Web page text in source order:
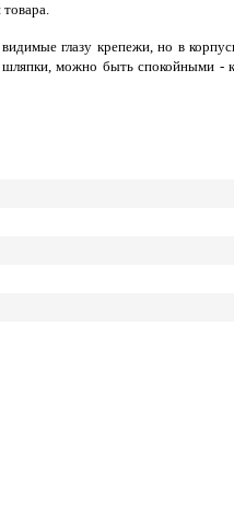
глазу крепежи, но в
можно быть спокойными -